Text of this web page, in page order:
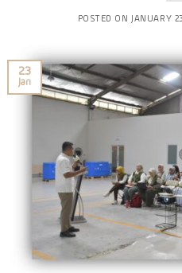
POSTED ON JANUARY
23
Jan